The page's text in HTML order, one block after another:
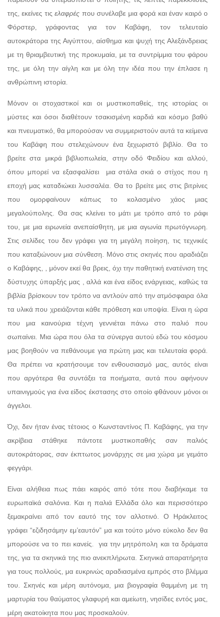
της, εκείνες τιςελαφρές που συνέλαβε μια φορά και έναν καιρό ο
Φόρστερ, γράφοντας για τον Καβάφη, τον τελευταίο
αυτοκράτορα της Αιγύπτου, αίσθημα και ψυχή της Αλεξάνδρειας
με τη θριαμβευτική της προκυμαία, με τα συντρίμμια του φάρου
της, με όλη την αίγλη και με όλη την ιδέα που την έπλασε η
ανθρώπινη ιστορία.
Μόνον οι στοχαστικοί και οι μυστικοπαθείς, της ιστορίας οι
μύστες και όσοι διαθέτουν τσακισμένη καρδιά και κόσμο βαθύ
και πνευματικό, θα μπορούσαν να συμμεριστούν αυτά τα κείμενα
του Καβάφη που στελεχώνουν ένα ξεχωριστό βιβλίο. Θα το
βρείτε στα μικρά βιβλιοπωλεία, στην οδό Φειδίου και αλλού,
όπου μπορεί να εξασφαλίσει
μια στάλα σκιά ο στίχος που η
εποχή μας καταδιώκει λυσσαλέα. Θα το βρείτε μες στις βιτρίνες
που ομορφαίνουν κάπως το κολασμένο χάος μιας
μεγαλούπολης. Θα σας κλείνει το μάτι με τρόπο από το ράφι
του, με μια ειρωνεία ανεπαίσθητη, με μια αγωνία πρωτόγνωρη.
Στις σελίδες του δεν γράφει για τη μεγάλη ποίηση, τις τεχνικές
που καταξιώνουν μια σύνθεση. Μόνο στις σκηνές που αραδιάζει
ο Καβάφης, , μόνον εκεί θα βρεις, όχι την παθητική ενατένιση της
δύστυχης ύπαρξής μας , αλλά και ένα είδος ενάργειας, καθώς τα
βιβλία βρίσκουν τον τρόπο να αντλούν από την ατμόσφαιρα όλα
τα υλικά που χρειάζονται κάθε πρόθεση και υποψία. Είναι η ώρα
που μια καινούρια τέχνη γεννιέται πάνω στο παλιό που
σωπαίνει. Μια ώρα που όλα τα σύνεργα αυτού εδώ του κόσμου
μας βοηθούν να πεθάνουμε για πρώτη μας και τελευταία φορά.
Θα πρέπει να κρατήσουμε τον ενθουσιασμό μας, αυτός είναι
που αργότερα θα συντάξει τα ποιήματα, αυτά που αφήνουν
υπαινιγμούς για ένα είδος έκστασης στο οποίο φθάνουν μόνοι οι
άγγελοι.
Όχι, δεν ήταν ένας τέτοιος ο Κωνσταντίνος Π. Καβάφης, για την
ακρίβεια στάθηκε πάντοτε μυστικοπαθής σαν παλιός
αυτοκράτορας, σαν έκπτωτος μονάρχης σε μια χώρα με γεμάτο
φεγγάρι.
Είναι αλήθεια πως πάει καιρός από τότε που διαβήκαμε τα
ευρωπαϊκά σαλόνια. Και η παλιά Ελλάδα όλο και περισσότερο
ξεμακραίνει από τον εαυτό της τον αλλοτινό. Ο Ηράκλειτος
γράφει “εζιδησάμην εμ’εαυτόν” μα και τούτο μόνο εύκολο δεν θα
μπορούσε να το πει κανείς.
για την μητρόπολη και τα δράματα
της, για τα σκηνικά της πιο ανεκπλήρωτα. Σκηνικά απαρατήρητα
για τους πολλούς, μα ευκρινώς αραδιασμένα εμπρός στο βλέμμα
του. Σκηνές και μέρη αυτόνομα, μια βιογραφία θαμμένη με τη
μαρτυρία του θαύματος γλαφυρή και αμείωτη, νησίδες εντός μας,
μέρη ακατοίκητα που μας προσκαλούν.